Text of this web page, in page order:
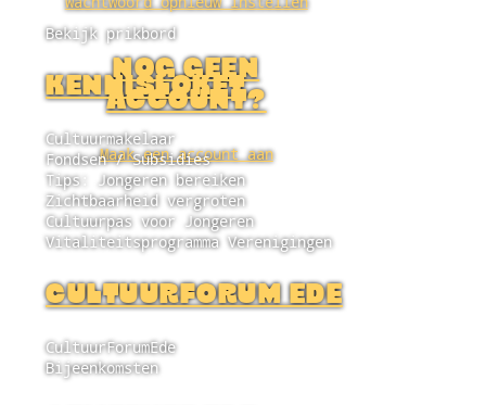
NOG GEEN
ACCOUNT?
Maak een account aan
Bekijk prikbord
KENNISLOKET
Cultuurmakelaar
Fondsen / Subsidies
Tips: Jongeren bereiken
Zichtbaarheid vergroten
Cultuurpas voor Jongeren
Vitaliteitsprogramma Verenigingen
CULTUURFORUM EDE
CultuurForumEde
Bijeenkomsten